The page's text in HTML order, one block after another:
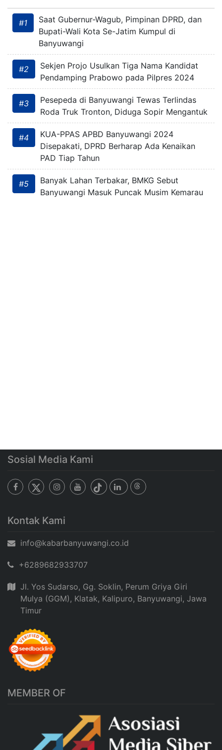
#1
Saat Gubernur-Wagub, Pimpinan DPRD, dan
Bupati-Wali Kota Se-Jatim Kumpul di
Banyuwangi
#2
Sekjen Projo Usulkan Tiga Nama Kandidat
Pendamping Prabowo pada Pilpres 2024
#3
Pesepeda di Banyuwangi Tewas Terlindas
Roda Truk Tronton, Diduga Sopir Mengantuk
#4
KUA-PPAS APBD Banyuwangi 2024
Disepakati, DPRD Berharap Ada Kenaikan
PAD Tiap Tahun
#5
Banyak Lahan Terbakar, BMKG Sebut
Banyuwangi Masuk Puncak Musim Kemarau
Sosial Media Kami
Kontak Kami
info@kabarbanyuwangi.co.id
+6289682933707
Jl. Yos Sudarso, Gg. Soklin, Perum Griya Giri
Mulya (GGM), Klatak, Kalipuro, Banyuwangi, Jawa
Timur
MEMBER OF